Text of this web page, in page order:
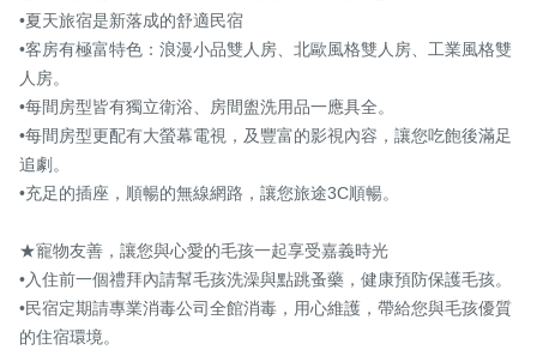
•夏天旅宿是新落成的舒適民宿
•客房有極富特色：浪漫小品雙人房、北歐風格雙人房、工業風格雙
人房。
•每間房型皆有獨立衛浴、房間盥洗用品一應具全。
•每間房型更配有大螢幕電視，及豐富的影視內容，讓您吃飽後滿足
追劇。
•充足的插座，順暢的無線網路，讓您旅途3C順暢。
★寵物友善，讓您與心愛的毛孩一起享受嘉義時光
•入住前一個禮拜內請幫毛孩洗澡與點跳蚤藥，健康預防保護毛孩。
•民宿定期請專業消毒公司全館消毒，用心維護，帶給您與毛孩優質
的住宿環境。